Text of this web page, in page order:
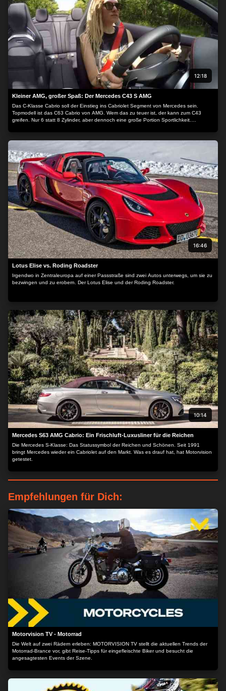
12:18
Kleiner AMG, großer Spaß: Der Mercedes C43 S AMG
Das C-Klasse Cabrio soll der Einstieg ins Cabriolet Segment von Mercedes sein.
Topmodell ist das C63 Cabrio von AMG. Wem das zu teuer ist, der kann zum C43
greifen. Nur 6 statt 8 Zylinder, aber dennoch eine große Portion Sportlichkeit.
16:46
Lotus Elise vs. Roding Roadster
Irgendwo in Zentraleuropa auf einer Passstraße sind zwei Autos unterwegs, um sie zu
bezwingen und zu erobern. Der Lotus Elise und der Roding Roadster.
10:14
Mercedes S63 AMG Cabrio: Ein Frischluft-Luxusliner für die Reichen
Die Mercedes S-Klasse: Das Statussymbol der Reichen und Schönen. Seit 1991
bringt Mercedes wieder ein Cabriolet auf den Markt. Was es drauf hat, hat Motorvision
getestet.
Empfehlungen für Dich:
Motorvision TV - Motorrad
Die Welt auf zwei Rädern erleben: MOTORVISION TV stellt die aktuellen Trends der
Motorrad-Brance vor, gibt Reise-Tipps für eingefleischte Biker und besucht die
angesagtesten Events der Szene.